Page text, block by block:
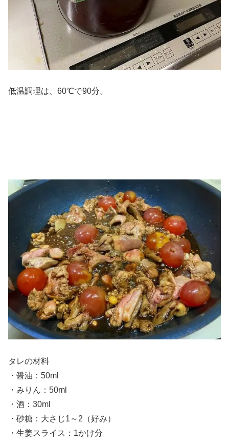
低温調理は、60℃で90分。
タレの材料
・醤油：50ml
・みりん：50ml
・酒：30ml
・砂糖：大さじ1～2（好み）
・生姜スライス：1かけ分